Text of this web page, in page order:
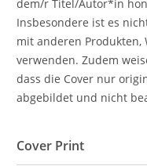
dem/r Titel/Autor*in
Insbesondere ist es
mit anderen Produkten,
verwenden. Zudem
dass die Cover nur
abgebildet und nicht
Cover Print